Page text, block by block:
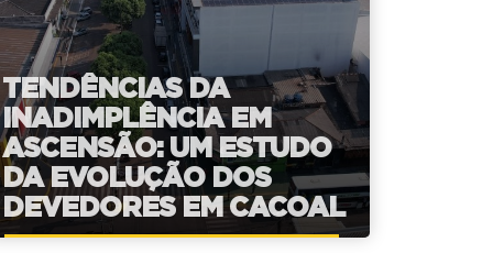
TENDÊNCIAS DA
INADIMPLÊNCIA EM
ASCENSÃO: UM ESTUDO
DA EVOLUÇÃO DOS
DEVEDORES EM CACOAL